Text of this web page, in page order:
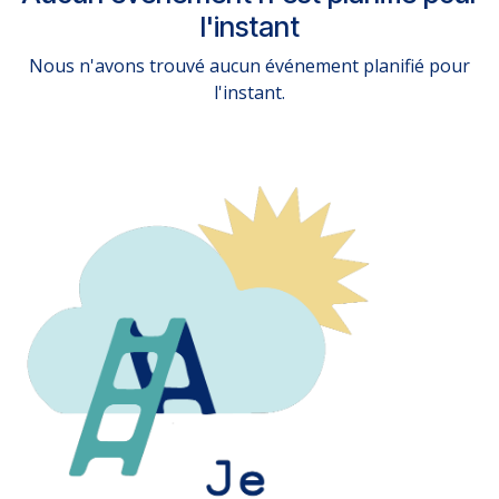
l'instant
Nous n'avons trouvé aucun événement planifié pour
l'instant.